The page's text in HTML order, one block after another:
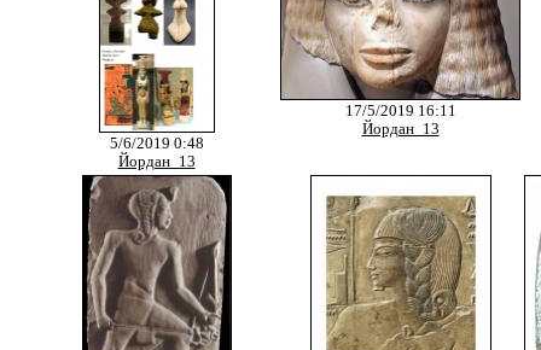
5/6/2019 0:48
Йордан_13
17/5/2019 16:11
Йордан_13